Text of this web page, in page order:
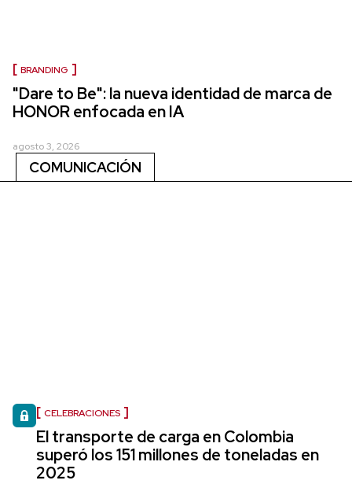
BRANDING
"Dare to Be": la nueva identidad de marca de
HONOR enfocada en IA
agosto 3, 2026
COMUNICACIÓN
CELEBRACIONES
El transporte de carga en Colombia
superó los 151 millones de toneladas en
2025